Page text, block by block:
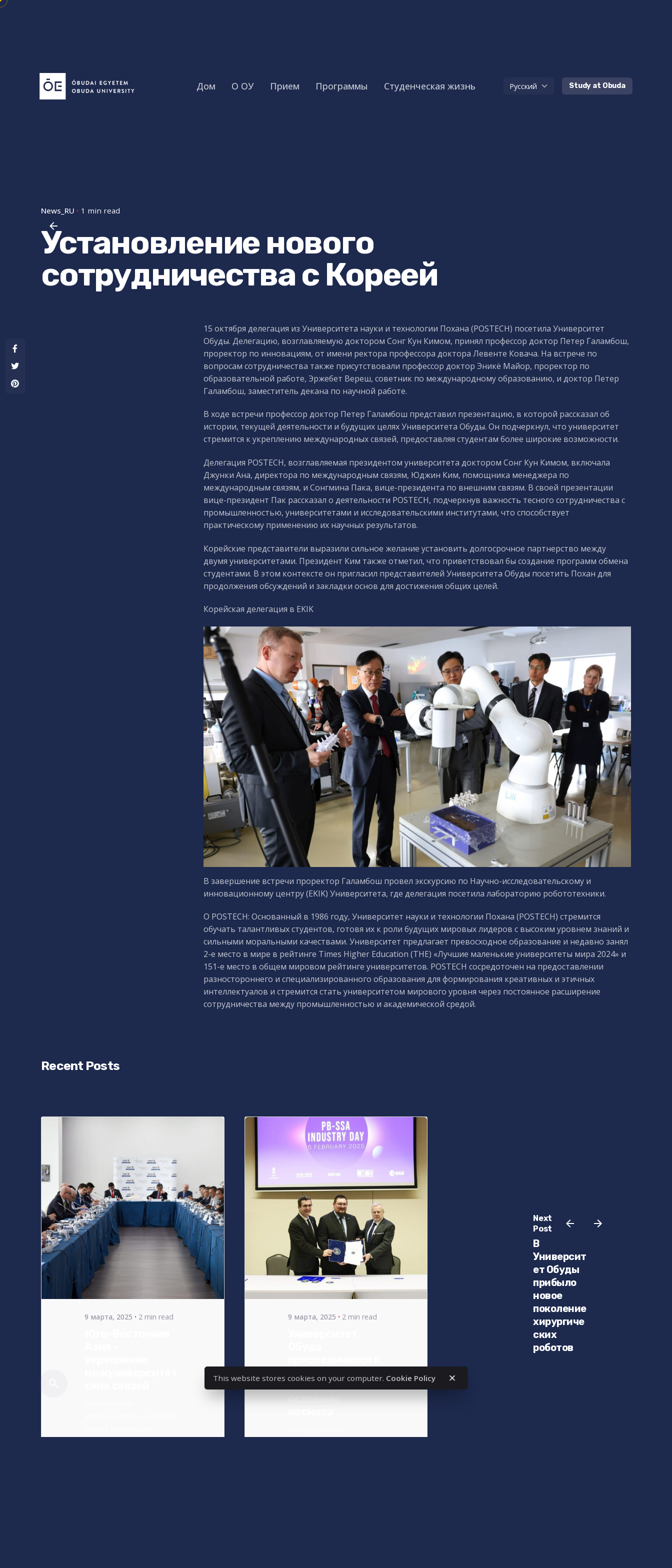
Skip
Дом О ОУ Прием Программы Студенческая жизнь Study at Obuda
News_RU 1 min read
Установление нового
сотрудничества с Кореей
15 октября делегация из Университета науки и технологии Похана (POSTECH) посетила Университет
Обуды. Делегацию, возглавляемую доктором Сонг Кун Кимом, принял профессор доктор Петер Галамбош,
проректор по инновациям, от имени ректора профессора доктора Левенте Ковача. На встрече по
вопросам сотрудничества также присутствовали профессор доктор Эникё Майор, проректор по
образовательной работе, Эржебет Вереш, советник по международному образованию, и доктор Петер
Галамбош, заместитель декана по научной работе.
В ходе встречи профессор доктор Петер Галамбош представил презентацию, в которой рассказал об
истории, текущей деятельности и будущих целях Университета Обуды. Он подчеркнул, что университет
стремится к укреплению международных связей, предоставляя студентам более широкие возможности.
Делегация POSTECH, возглавляемая президентом университета доктором Сонг Кун Кимом, включала
Джунки Ана, директора по международным связям, Юджин Ким, помощника менеджера по
международным связям, и Сонгмина Пака, вице-президента по внешним связям. В своей презентации
вице-президент Пак рассказал о деятельности POSTECH, подчеркнув важность тесного сотрудничества с
промышленностью, университетами и исследовательскими институтами, что способствует
практическому применению их научных результатов.
Корейские представители выразили сильное желание установить долгосрочное партнерство между
двумя университетами. Президент Ким также отметил, что приветствовал бы создание программ обмена
студентами. В этом контексте он пригласил представителей Университета Обуды посетить Похан для
продолжения обсуждений и закладки основ для достижения общих целей.
Корейская делегация в EKIK
В завершение встречи проректор Галамбош провел экскурсию по Научно-исследовательскому и
инновационному центру (EKIK) Университета, где делегация посетила лабораторию робототехники.
О POSTECH: Основанный в 1986 году, Университет науки и технологии Похана (POSTECH) стремится
обучать талантливых студентов, готовя их к роли будущих мировых лидеров с высоким уровнем знаний и
сильными моральными качествами. Университет предлагает превосходное образование и недавно занял
2-е место в мире в рейтинге Times Higher Education (THE) «Лучшие маленькие университеты мира 2024» и
151-е место в общем мировом рейтинге университетов. POSTECH сосредоточен на предоставлении
разностороннего и специализированного образования для формирования креативных и этичных
интеллектуалов и стремится стать университетом мирового уровня через постоянное расширение
сотрудничества между промышленностью и академической средой.
Next
Post
В
Университ
ет Обуды
прибыло
новое
поколение
хирургиче
ских
роботов
Recent Posts
Posted
by
9 марта, 2025 2 min read
значение для нашего
Posted
by
bencsikg
9 марта, 2025 2 min read
Декларации об
ответственном
освоении
This website stores cookies on your computer. Cookie Policy